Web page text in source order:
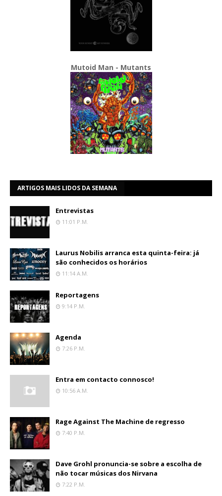
Mutoid Man - Mutants
ARTIGOS MAIS LIDOS DA SEMANA
Entrevistas
11:01 P.m.
Laurus Nobilis arranca esta quinta-feira: já
são conhecidos os horários
11:14 A.m.
Reportagens
9:14 P.m.
Agenda
7:26 P.m.
Entra em contacto connosco!
10:56 A.m.
Rage Against The Machine de regresso
7:40 P.m.
Dave Grohl pronuncia-se sobre a escolha de
não tocar músicas dos Nirvana
7:22 P.m.